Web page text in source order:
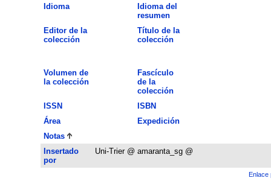
Idioma
Idioma del
resumen
Editor de la
colección
Título de la
colección
Volumen de
la colección
Fascículo
de la
colección
ISSN
ISBN
Área
Expedición
Notas
Insertado
por
Uni-Trier @ amaranta_sg @
Enlace